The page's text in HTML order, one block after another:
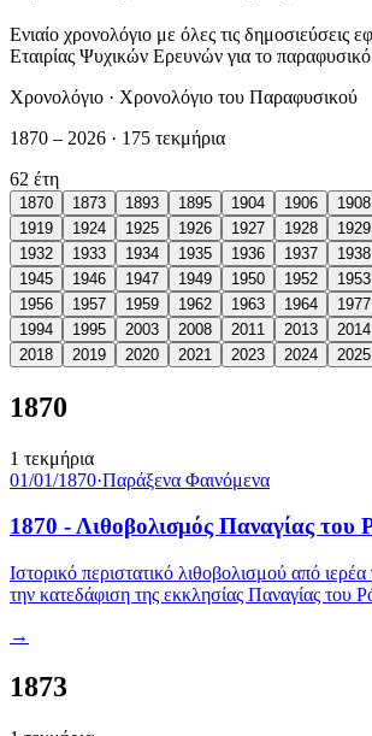
Ενιαίο χρονολόγιο με όλες τις δημοσιεύσεις
Εταιρίας Ψυχικών Ερευνών για το
Χρονολόγιο · Χρονολόγιο του Παραφυσικού
1870 – 2026 · 175 τεκμήρια
62 έτη
1870 1873 1893 1895 1904 1906 1908
1919
1924 1925 1926 1927 1928 1929
1932
1933 1934 1935 1936 1937 1938
1945
1946 1947 1949 1950 1952 1953
1956
1957 1959 1962 1963 1964 1977
1994
1995 2003 2008 2011 2013 2014
2018
2019 2020 2021 2023 2024 2025
1870
1 τεκμήρια
01/01/1870·Παράξενα Φαινόμενα
1870 - Λιθοβολισμός Παναγίας του
Ιστορικό περιστατικό λιθοβολισμού από ιερέα
την κατεδάφιση της εκκλησίας Παναγίας του
→
1873